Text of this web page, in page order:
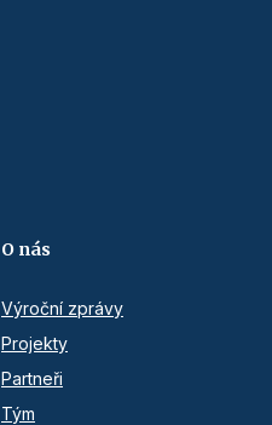
O nás
Výroční zprávy
Projekty
Partneři
Tým